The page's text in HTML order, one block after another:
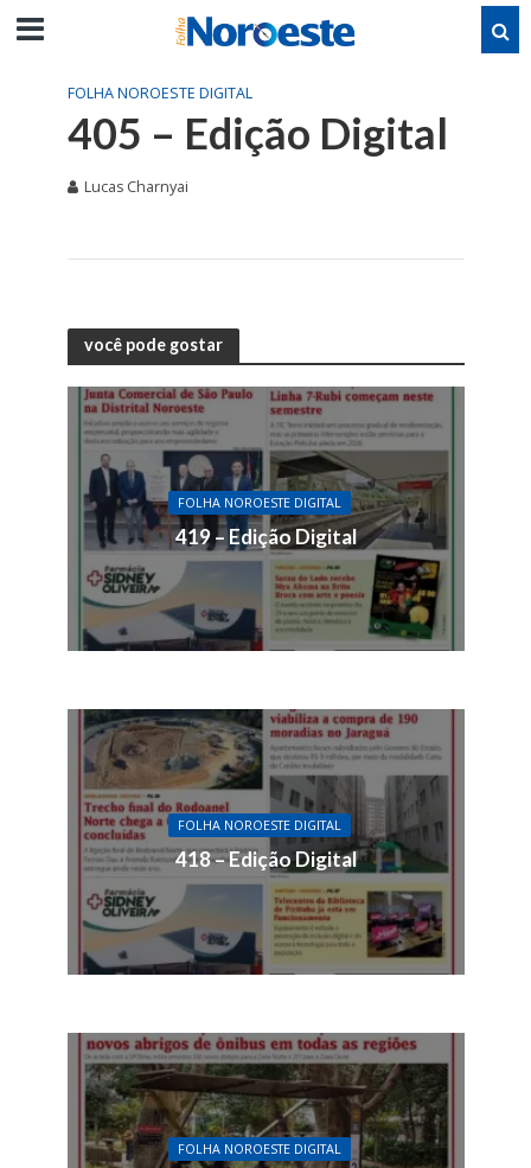
FOLHA NOROESTE DIGITAL
405 – Edição Digital
Lucas Charnyai
você pode gostar
FOLHA NOROESTE DIGITAL
419 – Edição Digital
FOLHA NOROESTE DIGITAL
418 – Edição Digital
FOLHA NOROESTE DIGITAL